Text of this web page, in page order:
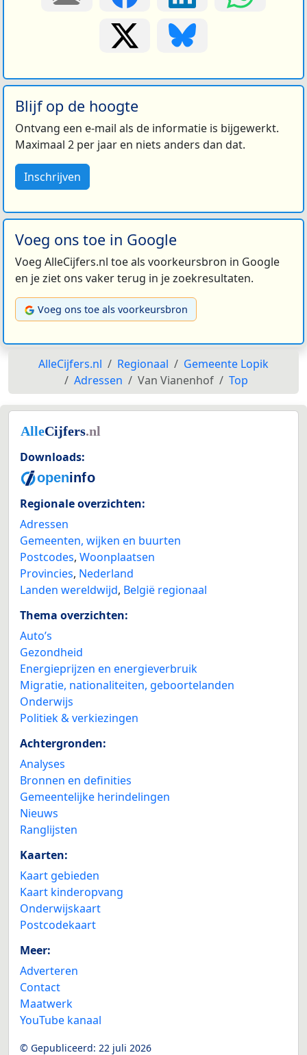
Blijf op de hoogte
Ontvang een e-mail als de informatie is bijgewerkt.
Maximaal 2 per jaar en niets anders dan dat.
Inschrijven
Voeg ons toe in Google
Voeg AlleCijfers.nl toe als voorkeursbron in Google
en je ziet ons vaker terug in je zoekresultaten.
Voeg ons toe als voorkeursbron
AlleCijfers.nl Regionaal
Gemeente Lopik
Adressen
Van Vianenhof Top
Downloads:
Regionale overzichten:
Adressen
Gemeenten, wijken en buurten
Postcodes, Woonplaatsen
Provincies, Nederland
Landen wereldwijd, België regionaal
Thema overzichten:
Auto’s
Gezondheid
Energieprijzen en energieverbruik
Migratie, nationaliteiten, geboortelanden
Onderwijs
Politiek & verkiezingen
Achtergronden:
Analyses
Bronnen en definities
Gemeentelijke herindelingen
Nieuws
Ranglijsten
Kaarten:
Kaart gebieden
Kaart kinderopvang
Onderwijskaart
Postcodekaart
Meer:
Adverteren
Contact
Maatwerk
YouTube kanaal
© Gepubliceerd: 22 juli 2026